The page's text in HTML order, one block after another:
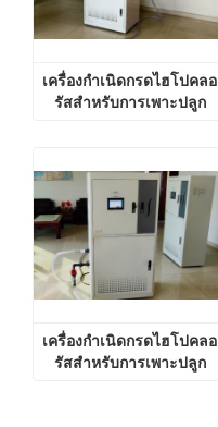
เครื่องกำเนิดกรดไฮโปคลอ
รัสสำหรับการเพาะปลูก
เครื่องกำเนิดกรดไฮโปคลอ
รัสสำหรับการเพาะปลูก